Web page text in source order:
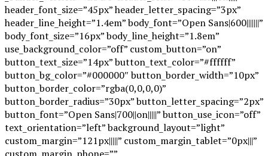
header_font_size=”45px” header_letter_spacing=”3px”
header_line_height=”1.4em” body_font=”Open Sans|600|||||||”
body_font_size=”16px” body_line_height=”1.8em”
use_background_color=”off” custom_button=”on”
button_text_size=”14px” button_text_color=”#ffffff”
button_bg_color=”#000000″ button_border_width=”10px”
button_border_color=”rgba(0,0,0,0)”
button_border_radius=”30px” button_letter_spacing=”2px”
button_font=”Open Sans|700||on|||||” button_use_icon=”off”
text_orientation=”left” background_layout=”light”
custom_margin=”121px|||||” custom_margin_tablet=”0px|||”